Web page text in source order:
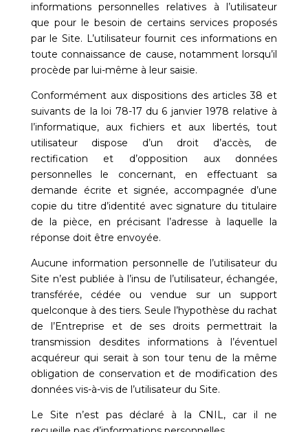
informations personnelles relatives à l’utilisateur
que pour le besoin de certains services proposés
par le Site. L’utilisateur fournit ces informations en
toute connaissance de cause, notamment lorsqu’il
procède par lui-même à leur saisie.
Conformément aux dispositions des articles 38 et
suivants de la loi 78-17 du 6 janvier 1978 relative à
l’informatique, aux fichiers et aux libertés, tout
utilisateur dispose d’un droit d’accès, de
rectification et d’opposition aux données
personnelles le concernant, en effectuant sa
demande écrite et signée, accompagnée d’une
copie du titre d’identité avec signature du titulaire
de la pièce, en précisant l’adresse à laquelle la
réponse doit être envoyée.
Aucune information personnelle de l’utilisateur du
Site n’est publiée à l’insu de l’utilisateur, échangée,
transférée, cédée ou vendue sur un support
quelconque à des tiers. Seule l’hypothèse du rachat
de l’Entreprise et de ses droits permettrait la
transmission desdites informations à l’éventuel
acquéreur qui serait à son tour tenu de la même
obligation de conservation et de modification des
données vis-à-vis de l’utilisateur du Site.
Le Site n’est pas déclaré à la CNIL, car il ne